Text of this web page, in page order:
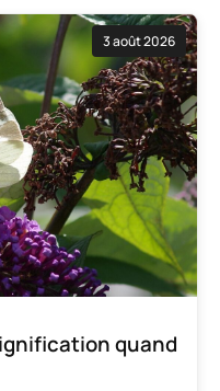
3 août 2026
quand